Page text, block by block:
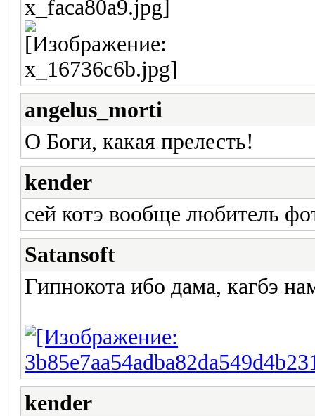
angelus_morti
О Боги, какая прелесть!
kender
сей котэ вообще любитель
Satansoft
Гипнокота ибо дама, кагбэ
kender